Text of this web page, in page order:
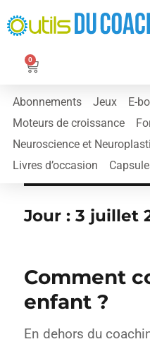
0
Abonnements Jeux E-
Moteurs de croissance
Neuroscience et
Livres d’occasion
Jour :3 juillet
Comment
enfant ?
En dehors du